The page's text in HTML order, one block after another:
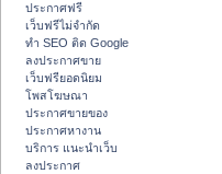
ประกาศฟรี
เว็บฟรีไม่จำกัด
ทำ SEO ติด Google
ลงประกาศขาย
เว็บฟรียอดนิยม
โพสโฆษณา
ประกาศขายของ
ประกาศหางาน
บริการ แนะนำเว็บ
ลงประกาศ